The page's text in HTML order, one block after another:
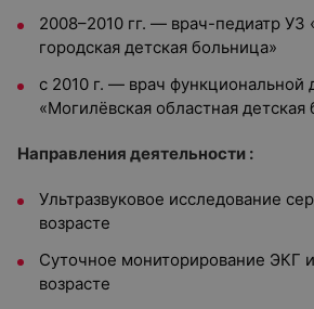
2008–2010 гг. — врач-педиатр УЗ
городская детская больница»
с 2010 г. — врач функциональной
«Могилёвская областная детская
Направления деятельности :
Ультразвуковое исследование
возрасте
Суточное мониторирование ЭКГ
возрасте